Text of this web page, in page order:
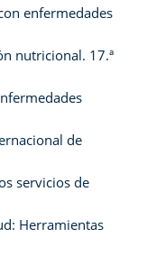
enfermedades
nutricional. 17.ª
de
servicios de
Herramientas